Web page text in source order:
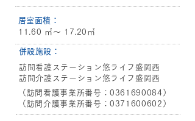
​居室面積：
11.60 ㎡〜 17.20㎡
​併設施設：
訪問看護ステーション悠ライフ盛岡西
訪問介護ステーション悠ライフ盛岡西
（訪問看護事業所番号：0361690084）
（訪問介護事業所番号：0371600602）